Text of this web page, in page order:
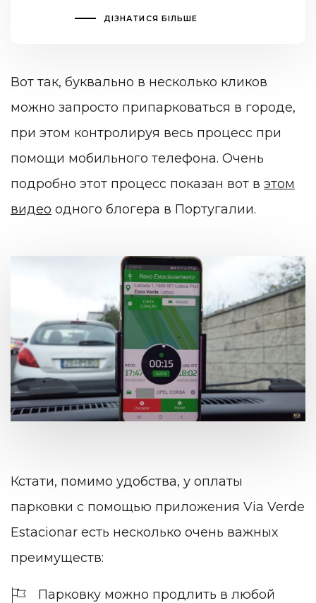
ДІЗНАТИСЯ БІЛЬШЕ
Вот так, буквально в несколько кликов
можно запросто припарковаться в городе,
при этом контролируя весь процесс при
помощи мобильного телефона. Очень
подробно этот процесс показан вот в этом
видео одного блогера в Португалии.
Кстати, помимо удобства, у оплаты
парковки с помощью приложения Via Verde
Estacionar есть несколько очень важных
преимуществ:
Парковку можно продлить в любой